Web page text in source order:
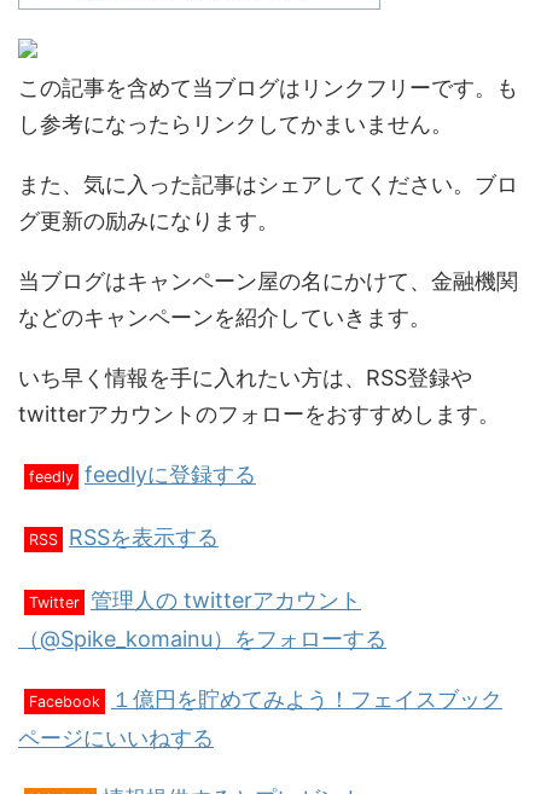
この記事を含めて当ブログはリンクフリーです。も
し参考になったらリンクしてかまいません。
また、気に入った記事はシェアしてください。ブロ
グ更新の励みになります。
当ブログはキャンペーン屋の名にかけて、金融機関
などのキャンペーンを紹介していきます。
いち早く情報を手に入れたい方は、RSS登録や
twitterアカウントのフォローをおすすめします。
feedly feedlyに登録する
RSS RSSを表示する
Twitter 管理人の twitterアカウント
（@Spike_komainu）をフォローする
Facebook
１億円を貯めてみよう！フェイスブック
ページにいいねする